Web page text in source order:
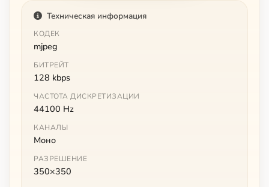
Техническая информация
КОДЕК
mjpeg
БИТРЕЙТ
128 kbps
ЧАСТОТА ДИСКРЕТИЗАЦИИ
44100 Hz
КАНАЛЫ
Моно
РАЗРЕШЕНИЕ
350×350